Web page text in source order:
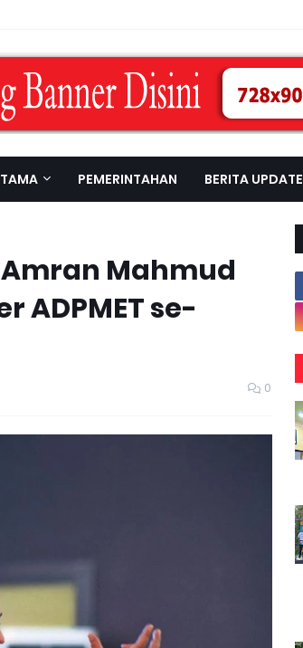
PEMERINTAHAN BERITA UPDATE
Mahmud
ADPMET se-
0